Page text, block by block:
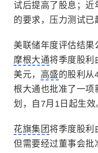
试后提高了股息；
的要求，压力测试已
美联储年度评估结果
摩根大通将季度股利
美元， 高盛 的股利从
根大通也批准了一项
划，自7月1日起生效
花旗集团将季度股利
但需要经过董事会批